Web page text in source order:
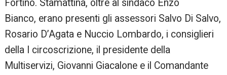
Fortino. Stamattina, oltre al sindaco Enzo
Bianco, erano presenti gli assessori Salvo Di Salvo,
Rosario D’Agata e Nuccio Lombardo, i consiglieri
della I circoscrizione, il presidente della
Multiservizi, Giovanni Giacalone e il Comandante